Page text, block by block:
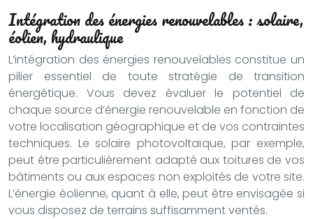
Intégration des énergies renouvelables : solaire,
éolien, hydraulique
L’intégration des énergies renouvelables constitue un
pilier essentiel de toute stratégie de transition
énergétique. Vous devez évaluer le potentiel de
chaque source d’énergie renouvelable en fonction de
votre localisation géographique et de vos contraintes
techniques. Le solaire photovoltaïque, par exemple,
peut être particulièrement adapté aux toitures de vos
bâtiments ou aux espaces non exploités de votre site.
L’énergie éolienne, quant à elle, peut être envisagée si
vous disposez de terrains suffisamment ventés.